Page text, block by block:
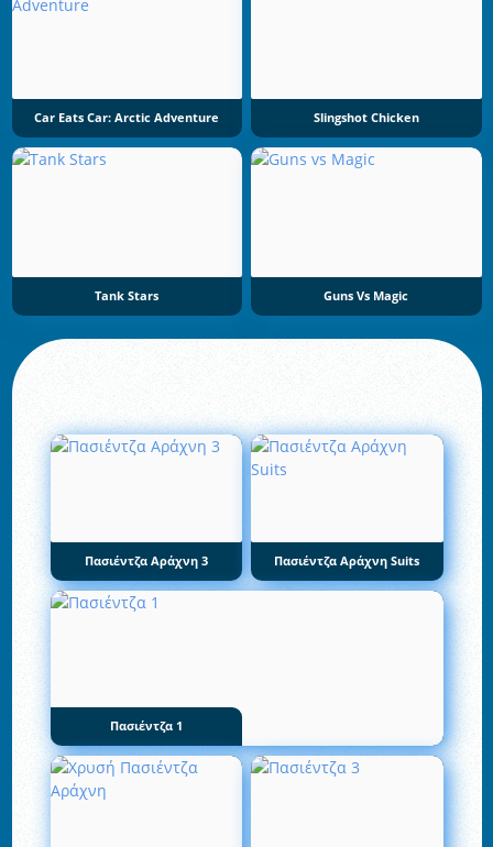
Car Eats Car: Arctic Adventure Slingshot Chicken
Tank Stars Guns Vs Magic
Πασιέντζα Αράχνη 3 Πασιέντζα Αράχνη Suits
Πασιέντζα 1